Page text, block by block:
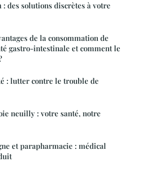
des solutions discrètes à votre
de la consommation de
gastro-intestinale et comment le
: lutter contre le trouble de
neuilly : votre santé, notre
et parapharmacie : médical